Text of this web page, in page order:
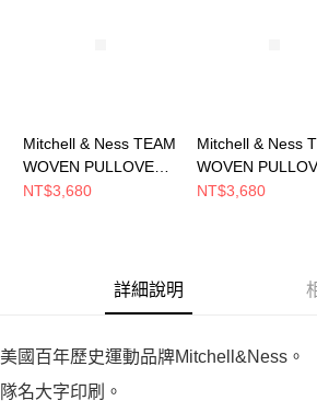
Mitchell & Ness TEAM
WOVEN PULLOVER
JACKET 男 短袖上衣
NT$3,680
Mitchell & Ness
WOVEN
JACKET 男 短袖
NT$3,680
詳細說明
美國百年歷史運動品牌Mitchell&Ness。
隊名大字印刷。